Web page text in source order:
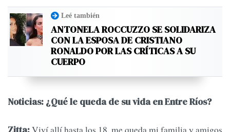
Leé también
ANTONELA ROCCUZZO SE SOLIDARIZA
CON LA ESPOSA DE CRISTIANO
RONALDO POR LAS CRÍTICAS A SU
CUERPO
Noticias: ¿Qué le queda de su vida en Entre Ríos?
Viví allí hasta los 18, me queda mi familia y amigos